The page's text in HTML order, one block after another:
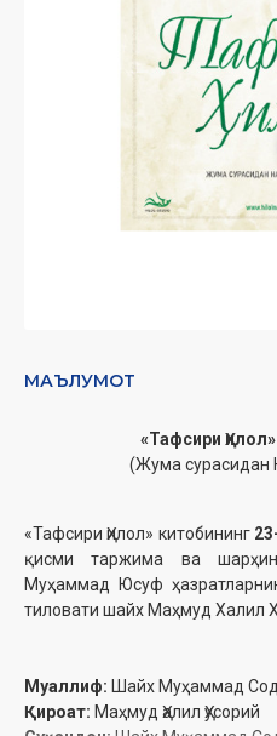
МАЪЛУМОТ
«Тафсири
(Жума сурасидан
«Тафсири Ҳилол» китобининг
қисми таржима ва
Муҳаммад Юсуф
тиловати шайх Маҳмуд Халил
Муаллиф: Шайх Муҳаммад
Қироат: Маҳмуд Ҳалил Ҳусорий